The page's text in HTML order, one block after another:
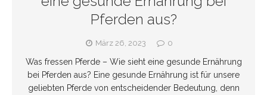
Pferden aus?
März 26, 2023 0
Was fressen Pferde – Wie sieht eine gesunde Ernährung
bei Pferden aus? Eine gesunde Ernährung ist für unsere
geliebten Pferde von entscheidender Bedeutung, denn